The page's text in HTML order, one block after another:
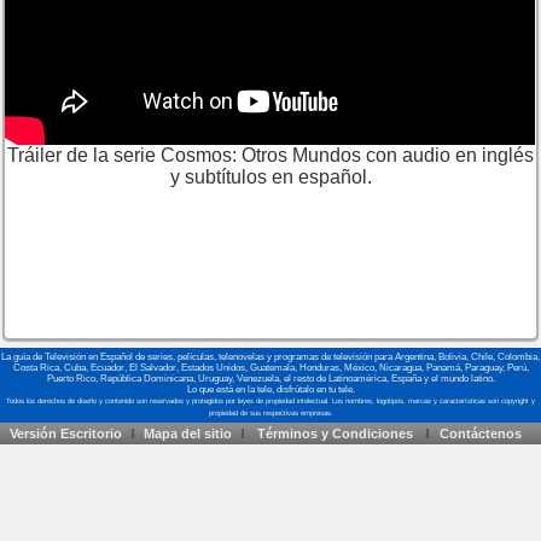
Tráiler de la serie Cosmos: Otros Mundos con audio en inglés
y subtítulos en español.
La guía de Televisión en Español de series, películas, telenovelas y programas de televisión para Argentina, Bolivia, Chile, Colombia,
Costa Rica, Cuba, Ecuador, El Salvador, Estados Unidos, Guatemala, Honduras, México, Nicaragua, Panamá, Paraguay, Perú,
Puerto Rico, República Dominicana, Uruguay, Venezuela, el resto de Latinoamérica, España y el mundo latino.
Lo que está en la tele, disfrútalo en tu tele.
Versión Escritorio Mapa del sitio Términos y Condiciones Contáctenos